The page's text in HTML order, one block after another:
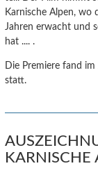
Karnische Alpen, wo
Jahren erwacht und
hat .... .
Die Premiere fand
statt.
KARNISCHE